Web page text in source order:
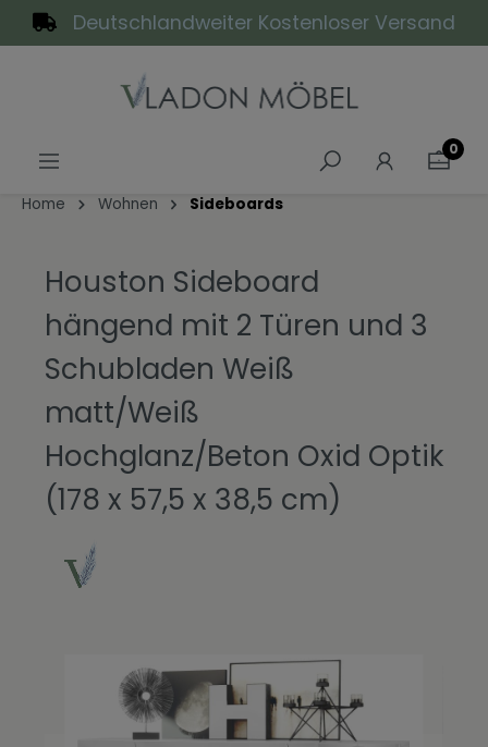
springenDeutschlandweiter Kostenloser Versand
0
Home Wohnen Sideboards
Houston Sideboard
hängend mit 2 Türen und 3
Schubladen Weiß
matt/Weiß
Hochglanz/Beton Oxid Optik
(178 x 57,5 x 38,5 cm)
Bildergalerie überspringen